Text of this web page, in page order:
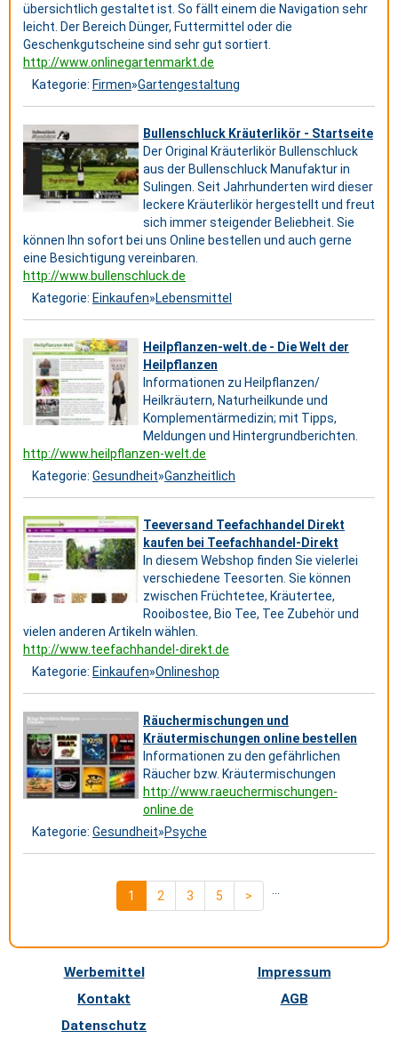
übersichtlich gestaltet ist. So fällt einem die Navigation sehr
leicht. Der Bereich Dünger, Futtermittel oder die
Geschenkgutscheine sind sehr gut sortiert.
http://www.onlinegartenmarkt.de
Kategorie: Firmen»Gartengestaltung
Bullenschluck Kräuterlikör - Startseite
Der Original Kräuterlikör Bullenschluck
aus der Bullenschluck Manufaktur in
Sulingen. Seit Jahrhunderten wird dieser
leckere Kräuterlikör hergestellt und freut
sich immer steigender Beliebheit. Sie
können Ihn sofort bei uns Online bestellen und auch gerne
eine Besichtigung vereinbaren.
http://www.bullenschluck.de
Kategorie: Einkaufen»Lebensmittel
Heilpflanzen-welt.de - Die Welt der
Heilpflanzen
Informationen zu Heilpflanzen/
Heilkräutern, Naturheilkunde und
Komplementärmedizin; mit Tipps,
Meldungen und Hintergrundberichten.
http://www.heilpflanzen-welt.de
Kategorie: Gesundheit»Ganzheitlich
Teeversand Teefachhandel Direkt
kaufen bei Teefachhandel-Direkt
In diesem Webshop finden Sie vielerlei
verschiedene Teesorten. Sie können
zwischen Früchtetee, Kräutertee,
Rooibostee, Bio Tee, Tee Zubehör und
vielen anderen Artikeln wählen.
http://www.teefachhandel-direkt.de
Kategorie: Einkaufen»Onlineshop
Räuchermischungen und
Kräutermischungen online bestellen
Informationen zu den gefährlichen
Räucher bzw. Kräutermischungen
http://www.raeuchermischungen-
online.de
Kategorie: Gesundheit»Psyche
1 2 3 5 >
Werbemittel
Impressum
Kontakt
AGB
Datenschutz